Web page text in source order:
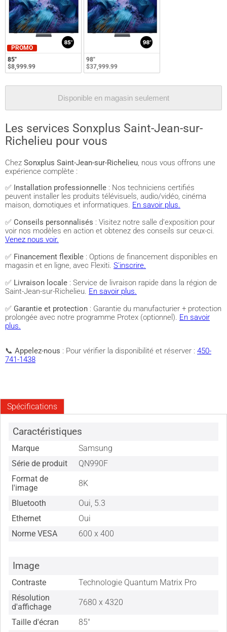
PROMO
85"
$8,999.99
98"
$37,999.99
Disponible en magasin seulement
Les services Sonxplus Saint-Jean-sur-
Richelieu pour vous
Chez Sonxplus Saint-Jean-sur-Richelieu, nous vous offrons une
expérience complète :
✅ Installation professionnelle : Nos techniciens certifiés
peuvent installer les produits télévisuels, audio/vidéo, cinéma
maison, domotiques et informatiques. En savoir plus.
✅ Conseils personnalisés : Visitez notre salle d'exposition pour
voir nos modèles en action et obtenez des conseils sur ceux-ci.
Venez nous voir.
✅ Financement flexible : Options de financement disponibles en
magasin et en ligne, avec Flexiti. S'inscrire.
✅ Livraison locale : Service de livraison rapide dans la région de
Saint-Jean-sur-Richelieu. En savoir plus.
✅ Garantie et protection : Garantie du manufacturier + protection
prolongée avec notre programme Protex (optionnel). En savoir
plus.
📞 Appelez-nous : Pour vérifier la disponibilité et réserver : 450-
741-1438
Spécifications
Caractéristiques
Marque
Samsung
Série de produit
QN990F
Format de
l'image
8K
Bluetooth
Oui, 5.3
Ethernet
Oui
Norme VESA
600 x 400
Image
Contraste
Technologie Quantum Matrix Pro
Résolution
d'affichage
7680 x 4320
Taille d'écran
85"